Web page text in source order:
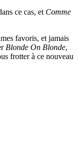
ce cas, et Comme
favoris, et jamais
Blonde On Blonde,
frotter à ce nouveau